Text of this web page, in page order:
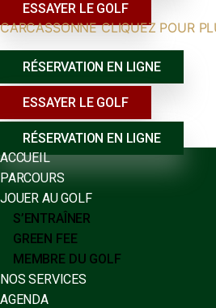
ESSAYER LE GOLF
CARCASSONNE CLIQUEZ POUR
RÉSERVATION EN LIGNE
ESSAYER LE GOLF
RÉSERVATION EN LIGNE
ACCUEIL
PARCOURS
JOUER AU GOLF
S’ENTRAÎNER
GREEN FEE
MEMBRE DU GOLF
NOS SERVICES
AGENDA